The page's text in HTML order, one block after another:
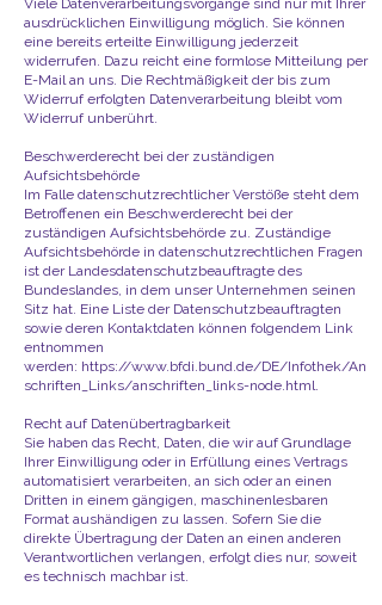
Viele Datenverarbeitungsvorgänge sind nur mit Ihrer
ausdrücklichen Einwilligung möglich. Sie können
eine bereits erteilte Einwilligung jederzeit
widerrufen. Dazu reicht eine formlose Mitteilung per
E-Mail an uns. Die Rechtmäßigkeit der bis zum
Widerruf erfolgten Datenverarbeitung bleibt vom
Widerruf unberührt.
Beschwerderecht bei der zuständigen
Aufsichtsbehörde
Im Falle datenschutzrechtlicher Verstöße steht dem
Betroffenen ein Beschwerderecht bei der
zuständigen Aufsichtsbehörde zu. Zuständige
Aufsichtsbehörde in datenschutzrechtlichen Fragen
ist der Landesdatenschutzbeauftragte des
Bundeslandes, in dem unser Unternehmen seinen
Sitz hat. Eine Liste der Datenschutzbeauftragten
sowie deren Kontaktdaten können folgendem Link
entnommen
werden: https://www.bfdi.bund.de/DE/Infothek/An
schriften_Links/anschriften_links-node.html.
Recht auf Datenübertragbarkeit
Sie haben das Recht, Daten, die wir auf Grundlage
Ihrer Einwilligung oder in Erfüllung eines Vertrags
automatisiert verarbeiten, an sich oder an einen
Dritten in einem gängigen, maschinenlesbaren
Format aushändigen zu lassen. Sofern Sie die
direkte Übertragung der Daten an einen anderen
Verantwortlichen verlangen, erfolgt dies nur, soweit
es technisch machbar ist.